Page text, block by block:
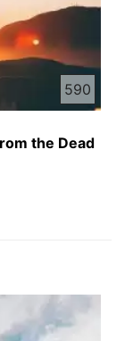
590
the Dead